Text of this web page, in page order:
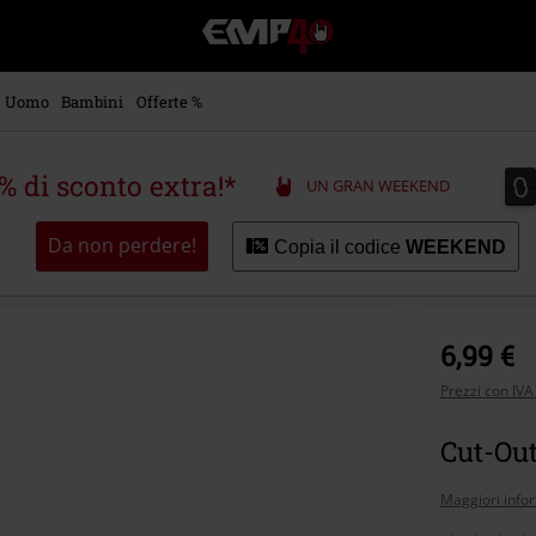
EMP
-
Musica,
Videogame
-
Abbigliamento
Uomo Bambini Offerte %
di sconto extra!* UN GRAN WEEKEND 0
0
Da non perdere! Copia il codice WEEKEND
6,99 €
Prezzi con
Cut-
Maggiori